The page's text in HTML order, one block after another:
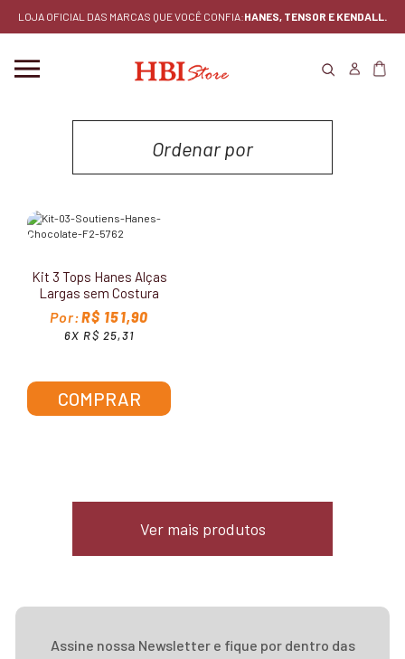
LOJA OFICIAL DAS MARCAS QUE VOCÊ CONFIA:HANES, TENSOR E KENDALL.
Ordenar por
LANÇAMENTOS
Kit 3 Tops Hanes Alças
Largas sem Costura
5762
R$ 151,90
6X R$ 25,31
COMPRAR
Ver mais produtos
Assine nossa Newsletter e fique por dentro das